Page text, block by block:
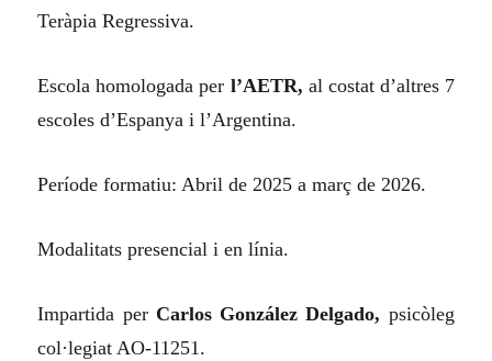
Teràpia Regressiva.
Escola homologada per l’AETR, al costat d’altres 7
escoles d’Espanya i l’Argentina.
Període formatiu: Abril de 2025 a març de 2026.
Modalitats presencial i en línia.
Impartida per Carlos González Delgado, psicòleg
col·legiat AO-11251.